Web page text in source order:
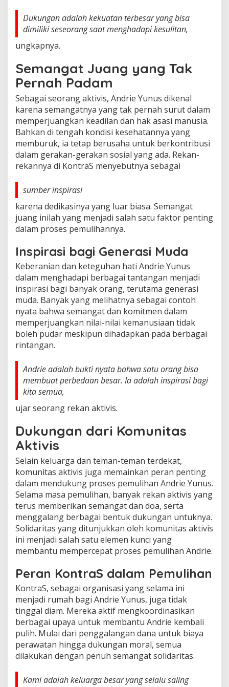
Dukungan adalah kekuatan terbesar yang bisa
dimiliki seseorang saat menghadapi kesulitan,
ungkapnya.
Semangat Juang yang Tak
Pernah Padam
Sebagai seorang aktivis, Andrie Yunus dikenal
karena semangatnya yang tak pernah surut dalam
memperjuangkan keadilan dan hak asasi manusia.
Bahkan di tengah kondisi kesehatannya yang
memburuk, ia tetap berusaha untuk berkontribusi
dalam gerakan-gerakan sosial yang ada. Rekan-
rekannya di KontraS menyebutnya sebagai
sumber inspirasi
karena dedikasinya yang luar biasa. Semangat
juang inilah yang menjadi salah satu faktor penting
dalam proses pemulihannya.
Inspirasi bagi Generasi Muda
Keberanian dan keteguhan hati Andrie Yunus
dalam menghadapi berbagai tantangan menjadi
inspirasi bagi banyak orang, terutama generasi
muda. Banyak yang melihatnya sebagai contoh
nyata bahwa semangat dan komitmen dalam
memperjuangkan nilai-nilai kemanusiaan tidak
boleh pudar meskipun dihadapkan pada berbagai
rintangan.
Andrie adalah bukti nyata bahwa satu orang bisa
membuat perbedaan besar. Ia adalah inspirasi bagi
kita semua,
ujar seorang rekan aktivis.
Dukungan dari Komunitas
Aktivis
Selain keluarga dan teman-teman terdekat,
komunitas aktivis juga memainkan peran penting
dalam mendukung proses pemulihan Andrie Yunus.
Selama masa pemulihan, banyak rekan aktivis yang
terus memberikan semangat dan doa, serta
menggalang berbagai bentuk dukungan untuknya.
Solidaritas yang ditunjukkan oleh komunitas aktivis
ini menjadi salah satu elemen kunci yang
membantu mempercepat proses pemulihan Andrie.
Peran KontraS dalam Pemulihan
KontraS, sebagai organisasi yang selama ini
menjadi rumah bagi Andrie Yunus, juga tidak
tinggal diam. Mereka aktif mengkoordinasikan
berbagai upaya untuk membantu Andrie kembali
pulih. Mulai dari penggalangan dana untuk biaya
perawatan hingga dukungan moral, semua
dilakukan dengan penuh semangat solidaritas.
Kami adalah keluarga besar yang selalu saling